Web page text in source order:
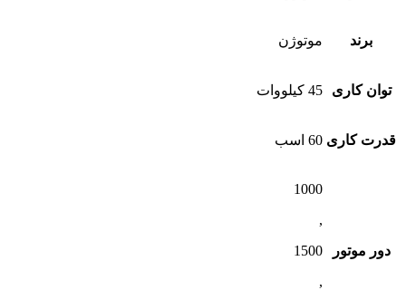
برند موتوژن
توان کاری 45 کیلووات
قدرت کاری 60 اسب
دور موتور
1000
,
1500
,